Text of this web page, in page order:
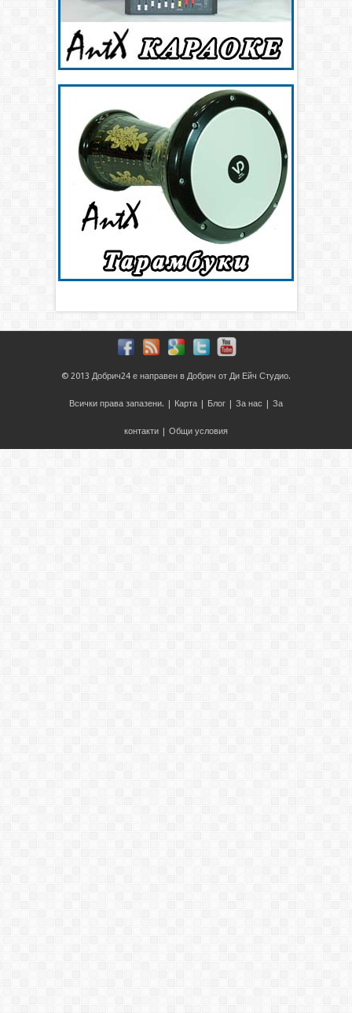
© 2013 Добрич24 е направен в Добрич от Ди Ейч Студио.
Всички права запазени. | Карта | Блог | За нас | За
контакти | Общи условия